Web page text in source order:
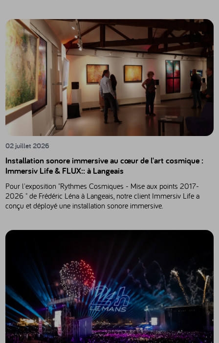
02 juillet 2026
Installation sonore immersive au cœur de l'art cosmique :
Immersiv Life & FLUX:: à Langeais
Pour l'exposition "Rythmes Cosmiques - Mise aux points 2017-
2026 " de Frédéric Léna à Langeais, notre client Immersiv Life a
conçu et déployé une installation sonore immersive.